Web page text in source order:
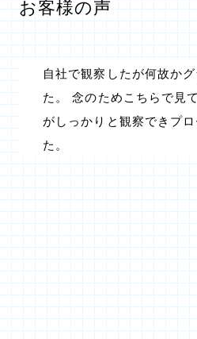
お客様の声
自社で観察したが何故か
た。 念のためこちらで見
がしっかりと観察できプ
た。